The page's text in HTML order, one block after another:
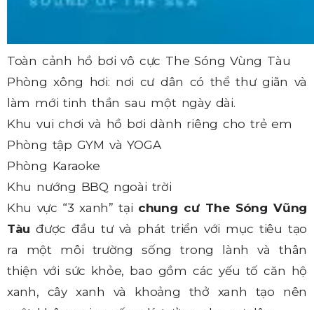
Toàn cảnh hồ bơi vô cực The Sóng Vùng Tàu
Phòng xông hơi: nơi cư dân có thể thư giãn và
làm mới tinh thần sau một ngày dài.
Khu vui chơi và hồ bơi dành riêng cho trẻ em
Phòng tập GYM và YOGA
Phòng Karaoke
Khu nướng BBQ ngoài trời
Khu vực “3 xanh” tại chung cư The Sóng Vũng
Tàu được đầu tư và phát triển với mục tiêu tạo
ra một môi trường sống trong lành và thân
thiện với sức khỏe, bao gồm các yếu tố căn hộ
xanh, cây xanh và khoảng thở xanh tạo nên